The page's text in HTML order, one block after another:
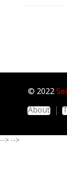
© 2022
About
--> -->